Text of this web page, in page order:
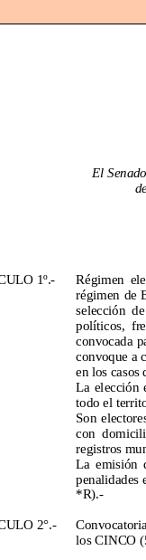
El
1º.- Régimen
régimen de
selección de
políticos ,
convocada
convoque a
en los casos
La elección
todo el
Son
con
registros
La emisión
penalidades
*R).-
2°. -
los CINCO